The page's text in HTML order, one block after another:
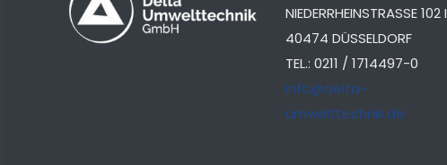
NIEDERRHEINSTRASSE 102 I
40474 DÜSSELDORF
TEL.: 0211 / 1714497-0
info@delta-
umwelttechnik.de